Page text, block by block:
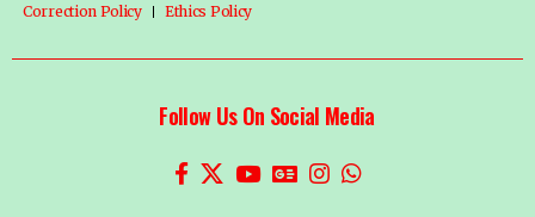
Correction Policy
Ethics Policy
Follow Us On Social Media